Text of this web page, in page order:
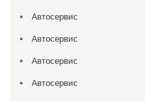
Автосервис
Автосервис
Автосервис
Автосервис